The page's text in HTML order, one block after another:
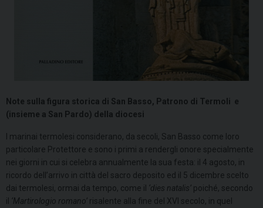
Note sulla figura storica di San Basso, Patrono di Termoli e
(insieme a San Pardo) della diocesi
I marinai termolesi considerano, da secoli, San Basso come loro
particolare Protettore e sono i primi a rendergli onore specialmente
nei giorni in cui si celebra annualmente la sua festa: il 4 agosto, in
ricordo dell’arrivo in città del sacro deposito ed il 5 dicembre scelto
dai termolesi, ormai da tempo, come il ‘dies natalis’ poiché, secondo
il ‘Martirologio romano’ risalente alla fine del XVI secolo, in quel